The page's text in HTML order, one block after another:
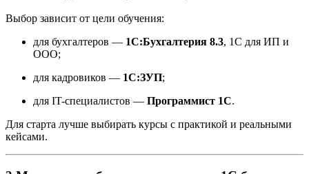
Выбор зависит от цели обучения:
для бухгалтеров — 1С:Бухгалтерия 8.3, 1С для ИП и
ООО;
для кадровиков — 1С:ЗУП;
для IT-специалистов — Программист 1С.
Для старта лучше выбирать курсы с практикой и реальными
кейсами.